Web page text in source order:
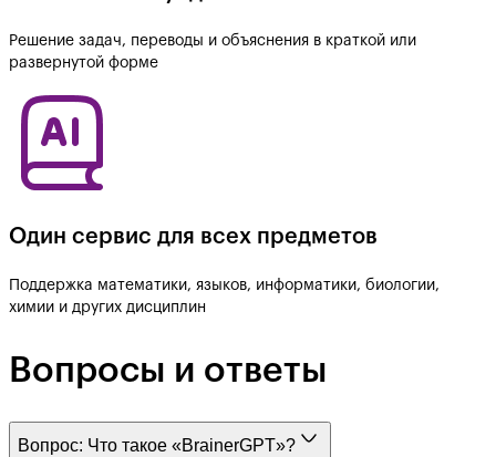
Решение задач, переводы и объяснения в краткой или
развернутой форме
Один сервис для всех предметов
Поддержка математики, языков, информатики, биологии,
химии и других дисциплин
Вопросы и ответы
Вопрос: Что такое «BrainerGPT»?